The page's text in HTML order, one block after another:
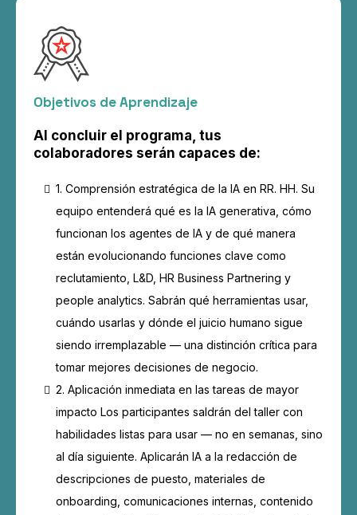
Objetivos de Aprendizaje
Al concluir el programa, tus
colaboradores serán capaces de:
1. Comprensión estratégica de la IA en RR. HH. Su
equipo entenderá qué es la IA generativa, cómo
funcionan los agentes de IA y de qué manera
están evolucionando funciones clave como
reclutamiento, L&D, HR Business Partnering y
people analytics. Sabrán qué herramientas usar,
cuándo usarlas y dónde el juicio humano sigue
siendo irremplazable — una distinción crítica para
tomar mejores decisiones de negocio.
2. Aplicación inmediata en las tareas de mayor
impacto Los participantes saldrán del taller con
habilidades listas para usar — no en semanas, sino
al día siguiente. Aplicarán IA a la redacción de
descripciones de puesto, materiales de
onboarding, comunicaciones internas, contenido